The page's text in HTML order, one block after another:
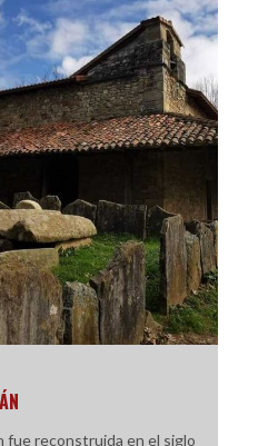
fue reconstruida en el siglo